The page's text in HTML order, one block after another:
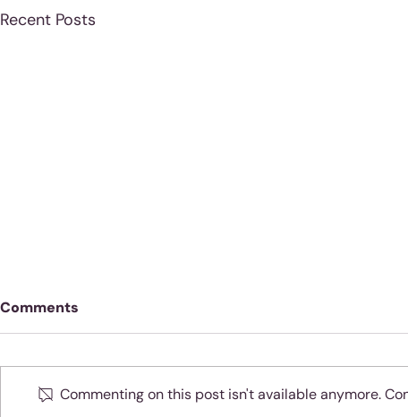
Recent Posts
Oefen jou
Comments
Commenting on this post isn't available anymore.